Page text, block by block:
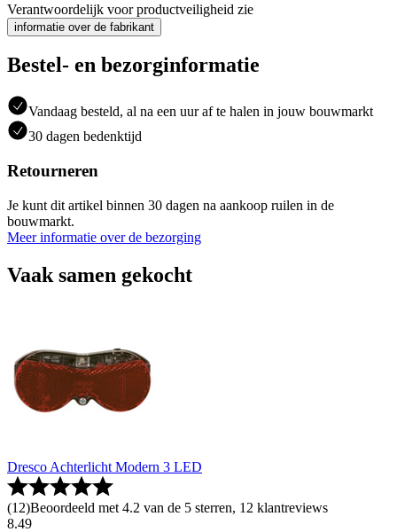
Verantwoordelijk voor productveiligheid zie
informatie over de fabrikant
Bestel- en bezorginformatie
Vandaag besteld, al na een uur af te halen in jouw bouwmarkt
30 dagen bedenktijd
Retourneren
Je kunt dit artikel binnen 30 dagen na aankoop ruilen in de
bouwmarkt.
Meer informatie over de bezorging
Vaak samen gekocht
Dresco Achterlicht Modern 3 LED
(12)Beoordeeld met 4.2 van de 5 sterren, 12 klantreviews
8.49